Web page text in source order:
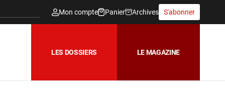
Mon compte Panier Archives S'abonner
LES DOSSIERS LE MAGAZINE